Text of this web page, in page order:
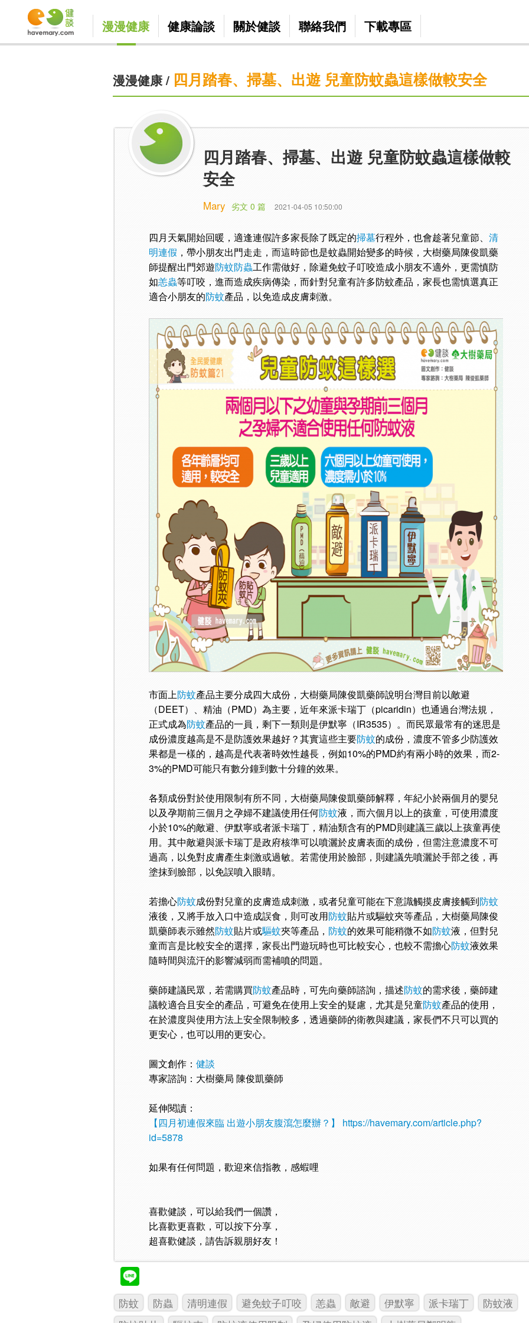
漫漫健康 健康論談 關於健談 聯絡我們 下載專區
漫漫健康/ 四月踏春、掃墓、出遊 兒童防蚊蟲這樣做較安全
四月踏春、掃墓、出遊 兒童防蚊蟲這樣做較
安全
Mary 劣文 0 篇 2021-04-05 10:50:00
四月天氣開始回暖，適逢連假許多家長除了既定的掃墓行程外，也會趁著兒童節、清
明連假 ，帶小朋友出門走走，而這時節也是蚊蟲開始變多的時候，大樹藥局陳俊凱藥
師提醒出門郊遊防蚊防蟲工作需做好，除避免蚊子叮咬造成小朋友不適外，更需慎防
如恙蟲等叮咬，進而造成疾病傳染，而針對兒童有許多防蚊產品，家長也需慎選真正
適合小朋友的防蚊產品，以免造成皮膚刺激。
市面上防蚊產品主要分成四大成份，大樹藥局陳俊凱藥師說明台灣目前以敵避
（DEET）、精油（PMD）為主要，近年來派卡瑞丁（picaridin）也通過台灣法規，
正式成為防蚊產品的一員，剩下一類則是伊默寧（IR3535）。而民眾最常有的迷思是
成份濃度越高是不是防護效果越好？其實這些主要防蚊的成份，濃度不管多少防護效
果都是一樣的，越高是代表著時效性越長，例如10%的PMD約有兩小時的效果，而2-
3%的PMD可能只有數分鐘到數十分鐘的效果。
各類成份對於使用限制有所不同，大樹藥局陳俊凱藥師解釋，年紀小於兩個月的嬰兒
以及孕期前三個月之孕婦不建議使用任何防蚊液，而六個月以上的孩童，可使用濃度
小於10%的敵避、伊默寧或者派卡瑞丁，精油類含有的PMD則建議三歲以上孩童再使
用。其中敵避與派卡瑞丁是政府核準可以噴灑於皮膚表面的成份，但需注意濃度不可
過高，以免對皮膚產生刺激或過敏。若需使用於臉部，則建議先噴灑於手部之後，再
塗抹到臉部，以免誤噴入眼睛。
若擔心防蚊成份對兒童的皮膚造成刺激，或者兒童可能在下意識觸摸皮膚接觸到防蚊
液後，又將手放入口中造成誤食，則可改用防蚊貼片或驅蚊夾等產品，大樹藥局陳俊
凱藥師表示雖然防蚊貼片或驅蚊夾等產品， 防蚊的效果可能稍微不如防蚊液，但對兒
童而言是比較安全的選擇，家長出門遊玩時也可比較安心，也較不需擔心防蚊液效果
隨時間與流汗的影響減弱而需補噴的問題。
藥師建議民眾，若需購買防蚊產品時，可先向藥師諮詢，描述防蚊的需求後，藥師建
議較適合且安全的產品，可避免在使用上安全的疑慮，尤其是兒童防蚊產品的使用，
在於濃度與使用方法上安全限制較多，透過藥師的衛教與建議，家長們不只可以買的
更安心，也可以用的更安心。
圖文創作：健談
專家諮詢：大樹藥局 陳俊凱藥師
延伸閱讀：
【四月初連假來臨 出遊小朋友腹瀉怎麼辦？】
https://havemary.com/article.php?
id=5878
如果有任何問題，歡迎來信指教，感蝦哩
喜歡健談，可以給我們一個讚，
比喜歡更喜歡，可以按下分享，
超喜歡健談，請告訴親朋好友！
防蚊 防蟲 清明連假 避免蚊子叮咬 恙蟲 敵避 伊默寧 派卡瑞丁
防蚊液